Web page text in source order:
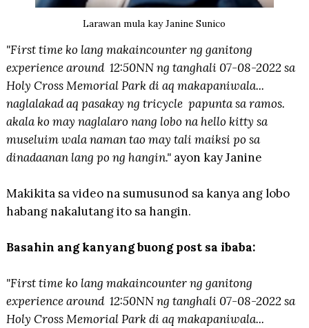
Larawan mula kay Janine Sunico
"First time ko lang makaincounter ng ganitong
experience around 12:50NN ng tanghali 07-08-2022 sa
Holy Cross Memorial Park di aq makapaniwala...
naglalakad aq pasakay ng tricycle papunta sa ramos.
akala ko may naglalaro nang lobo na hello kitty sa
museluim wala naman tao may tali maiksi po sa
dinadaanan lang po ng hangin." ayon kay Janine
Makikita sa video na sumusunod sa kanya ang lobo
habang nakalutang ito sa hangin.
Basahin ang kanyang buong post sa ibaba:
"First time ko lang makaincounter ng ganitong
experience around 12:50NN ng tanghali 07-08-2022 sa
Holy Cross Memorial Park di aq makapaniwala...